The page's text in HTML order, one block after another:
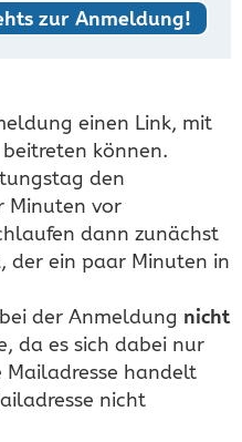
zur Anmeldung!
einen Link, mit
können.
den
Minuten vor
dann zunächst
der ein paar Minuten in
der Anmeldung nicht
da es sich dabei nur
handelt
nicht